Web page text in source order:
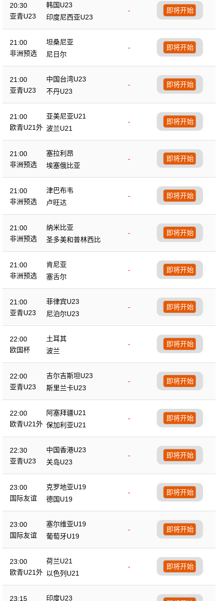
20:30
亚青U23
韩国U23
-
印度尼西亚U23
即将开始
21:00
非洲预选
坦桑尼亚
-
尼日尔
即将开始
21:00
亚青U23
中国台湾U23
-
不丹U23
即将开始
21:00
欧青U21外
亚美尼亚U21
-
波兰U21
即将开始
21:00
非洲预选
塞拉利昂
-
埃塞俄比亚
即将开始
21:00
非洲预选
津巴布韦
-
卢旺达
即将开始
21:00
非洲预选
纳米比亚
-
圣多美和普林西比
即将开始
21:00
非洲预选
肯尼亚
-
塞舌尔
即将开始
21:00
亚青U23
菲律宾U23
-
尼泊尔U23
即将开始
22:00
欧国杯
土耳其
-
波兰
即将开始
22:00
亚青U23
吉尔吉斯坦U23
-
斯里兰卡U23
即将开始
22:00
欧青U21外
阿塞拜疆U21
-
保加利亚U21
即将开始
22:30
亚青U23
中国香港U23
-
关岛U23
即将开始
23:00
国际友谊
克罗地亚U19
-
德国U19
即将开始
23:00
国际友谊
塞尔维亚U19
-
葡萄牙U19
即将开始
23:00
欧青U21外
荷兰U21
-
以色列U21
即将开始
23:15 印度U23